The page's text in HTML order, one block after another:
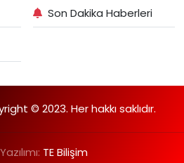
Son Dakika Haberleri
© 2023. Her hakkı saklıdır.
TE Bilişim